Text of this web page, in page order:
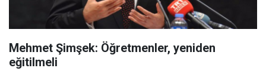
Mehmet Şimşek: Öğretmenler, yeniden
eğitilmeli